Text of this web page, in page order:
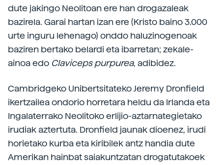
dute jakingo Neolitoan ere han drogazaleak
bazirela. Garai hartan izan ere (Kristo baino 3.000
urte inguru lehenago) onddo haluzinogenoak
baziren bertako belardi eta ibarretan; zekale-
ainoa edo Claviceps purpurea, adibidez.
Cambridgeko Unibertsitateko Jeremy Dronfield
ikertzailea ondorio horretara heldu da Irlanda eta
Ingalaterrako Neolitoko erlijio-aztarnategietako
irudiak aztertuta. Dronfield jaunak dioenez, irudi
horietako kurba eta kiribilek antz handia dute
Amerikan hainbat saiakuntzatan drogatutakoek